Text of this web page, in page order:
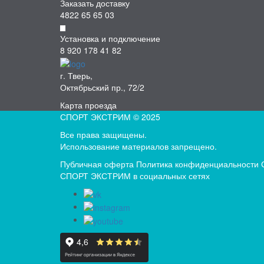
Заказать доставку
4822 65 65 03
Установка и подключение
8 920 178 41 82
г. Тверь,
Октябрьский пр., 72/2
Карта проезда
СПОРТ ЭКСТРИМ © 2025
Все права защищены.
Использование материалов запрещено.
Публичная оферта Политика конфиденциальности
СПОРТ ЭКСТРИМ в социальных сетях